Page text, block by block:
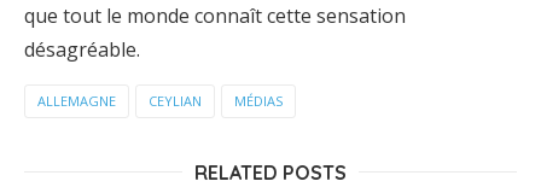
que tout le monde connaît cette sensation
désagréable.
ALLEMAGNE CEYLIAN MÉDIAS
RELATED POSTS